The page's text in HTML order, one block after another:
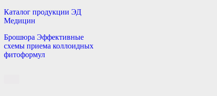
Каталог продукции ЭД
Медицин
Брошюра Эффективные
схемы приема коллоидных
фитоформул